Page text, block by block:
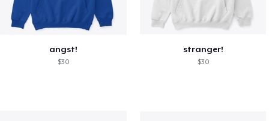
angst!
$30
stranger!
$30